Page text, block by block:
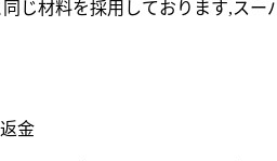
材料を採用しております,スー
金